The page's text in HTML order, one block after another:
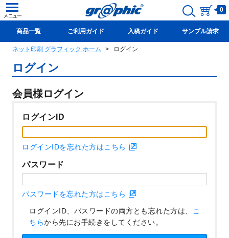
0
商品一覧 ご利用ガイド 入稿ガイド サンプル請求
新規会員登録(無料)
ネット印刷 グラフィック ホーム ログイン
ログイン
会員様ログイン
ログインID
ログインIDを忘れた方はこちら
パスワード
パスワードを忘れた方はこちら
ログインID、パスワードの両方とも忘れた方は、 こ
ちらから先にお手続きをしてください。